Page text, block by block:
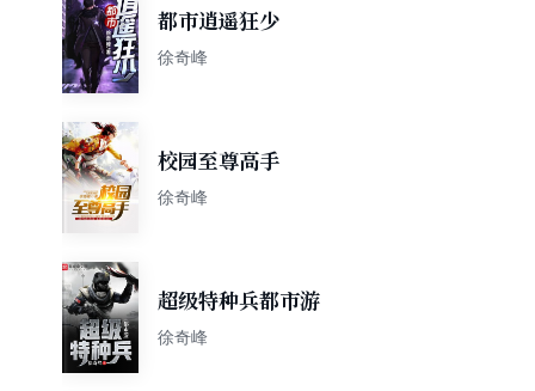
都市逍遥狂少
徐奇峰
校园至尊高手
徐奇峰
超级特种兵都市游
徐奇峰